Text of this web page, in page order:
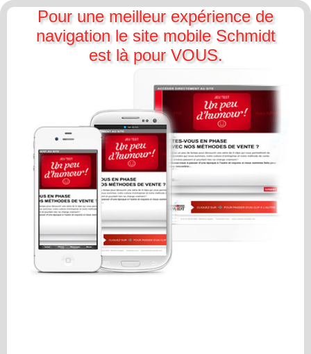
Pour une meilleur expérience de
navigation le site mobile Schmidt
est là pour VOUS.